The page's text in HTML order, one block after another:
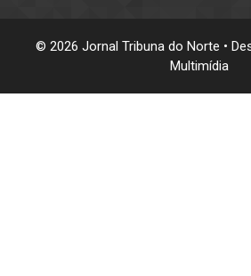
© 2026 Jornal Tribuna do Norte •
Multimídia